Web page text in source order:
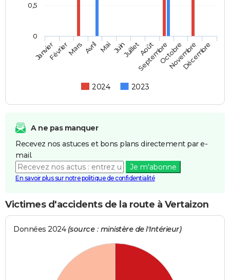
2024 2023
JanvierFévrierMars Avril Mai JuinJuilletAoût
SeptembreOctobre
Novembre
Décembre
0
0,5
A ne pas manquer
Recevez nos astuces et bons plans directement par e-
mail.
Je m'abonne
En savoir plus sur notre politique de confidentialité
Victimes d'accidents de la route à Vertaizon
Données 2024 (source : ministère de l'Intérieur)